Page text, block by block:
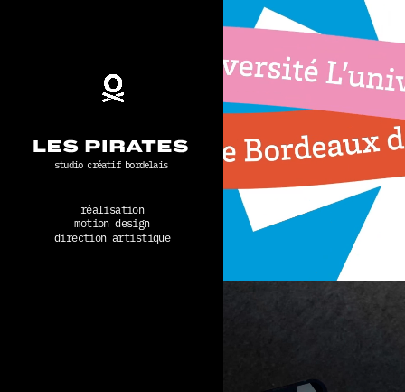
studio créatif bordelais
réalisation
motion design
direction artistique